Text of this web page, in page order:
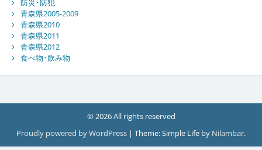
防災･防犯
青森県2005-2009
青森県2010
青森県2011
青森県2012
食べ物･飲み物
© 2026 All rights reserved
Proudly powered by WordPress | Theme: Simple Life by Nilambar.